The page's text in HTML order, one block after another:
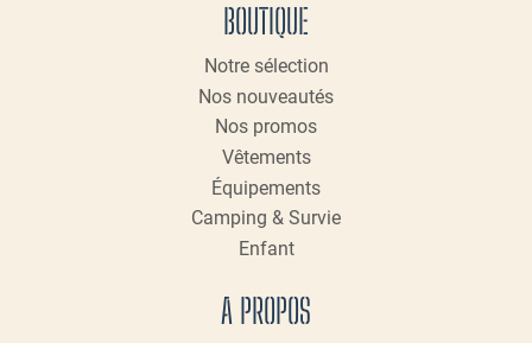
BOUTIQUE
Notre sélection
Nos nouveautés
Nos promos
Vêtements
Équipements
Camping & Survie
Enfant
A PROPOS